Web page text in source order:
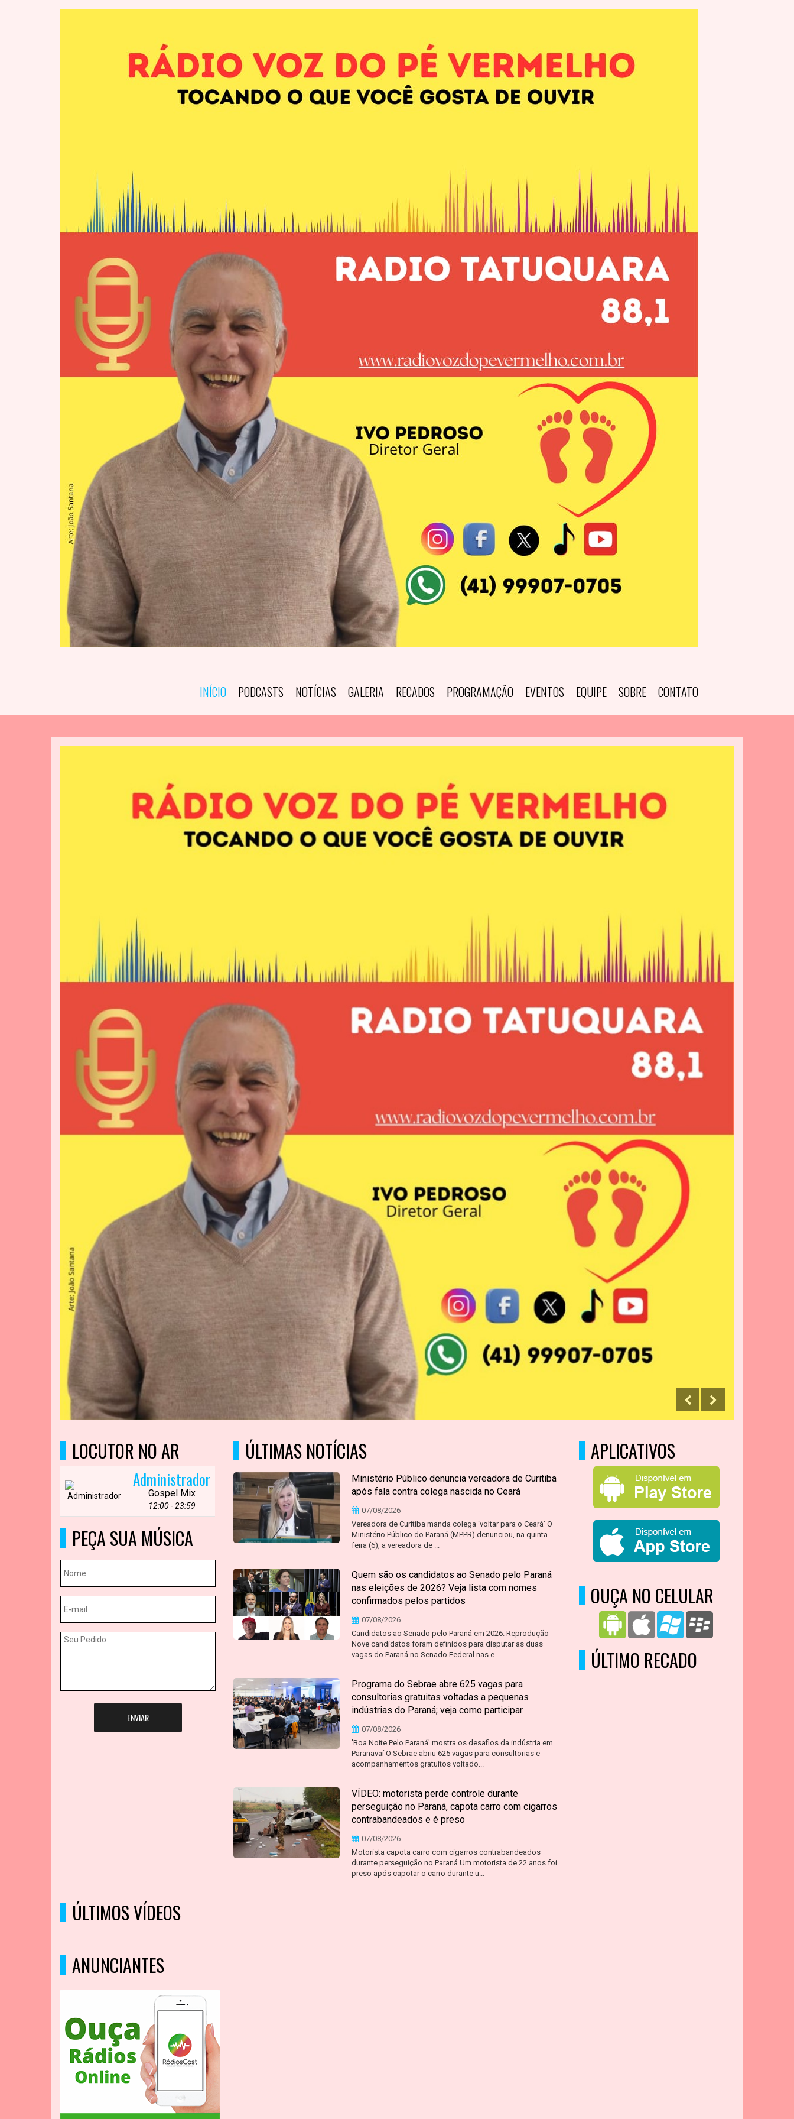
INÍCIO PODCASTS NOTÍCIAS GALERIA RECADOS PROGRAMAÇÃO EVENTOS EQUIPE SOBRE CONTATO
LOCUTOR NO AR
Administrador
Gospel Mix
12:00 - 23:59
PEÇA SUA MÚSICA
ENVIAR
ÚLTIMAS NOTÍCIAS
Ministério Público denuncia vereadora de Curitiba
após fala contra colega nascida no Ceará
07/08/2026
Vereadora de Curitiba manda colega ‘voltar para o Ceará’ O
Ministério Público do Paraná (MPPR) denunciou, na quinta-
feira (6), a vereadora de ...
Quem são os candidatos ao Senado pelo Paraná
nas eleições de 2026? Veja lista com nomes
confirmados pelos partidos
07/08/2026
Candidatos ao Senado pelo Paraná em 2026. Reprodução
Nove candidatos foram definidos para disputar as duas
vagas do Paraná no Senado Federal nas e...
Programa do Sebrae abre 625 vagas para
consultorias gratuitas voltadas a pequenas
indústrias do Paraná; veja como participar
07/08/2026
'Boa Noite Pelo Paraná' mostra os desafios da indústria em
Paranavaí O Sebrae abriu 625 vagas para consultorias e
acompanhamentos gratuitos voltado...
VÍDEO: motorista perde controle durante
perseguição no Paraná, capota carro com cigarros
contrabandeados e é preso
07/08/2026
Motorista capota carro com cigarros contrabandeados
durante perseguição no Paraná Um motorista de 22 anos foi
preso após capotar o carro durante u...
APLICATIVOS
OUÇA NO CELULAR
ÚLTIMO RECADO
ÚLTIMOS VÍDEOS
ANUNCIANTES